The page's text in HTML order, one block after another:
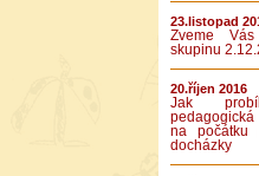
23.listopad
Zveme
skupinu
20.říjen 2016
Jak
na počátku
docházky